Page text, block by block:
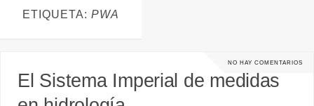
ETIQUETA: PWA
NO HAY COMENTARIOS
El Sistema Imperial de medidas